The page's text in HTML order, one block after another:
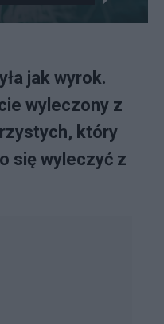
jak wyrok.
wyleczony z
który
się wyleczyć z